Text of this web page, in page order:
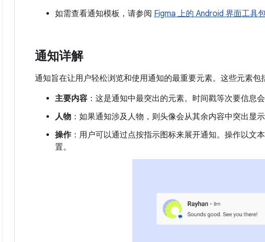
如需查看通知模板，请参阅 Figma 上的 Android 界面工具
通知详解
通知旨在让用户轻松浏览和使用通知的最重要元素。这些元素包
主要内容 ：这是通知中最突出的元素。时间戳等次要信息
人物 ：如果通知涉及人物，则头像会从其余内容中突出显示
操作：用户可以通过点按指示图标来展开通知。操作以文
置。